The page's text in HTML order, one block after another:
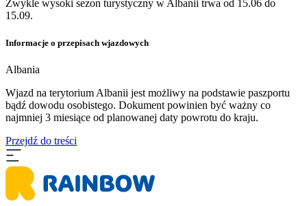
Zwykle wysoki sezon turystyczny w Albanii trwa od 15.06 do
15.09.
Informacje o przepisach wjazdowych
Albania
Wjazd na terytorium Albanii jest możliwy na podstawie paszportu
bądź dowodu osobistego. Dokument powinien być ważny co
najmniej 3 miesiące od planowanej daty powrotu do kraju.
Przejdź do treści